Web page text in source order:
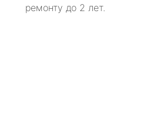
ремонту до 2 лет.